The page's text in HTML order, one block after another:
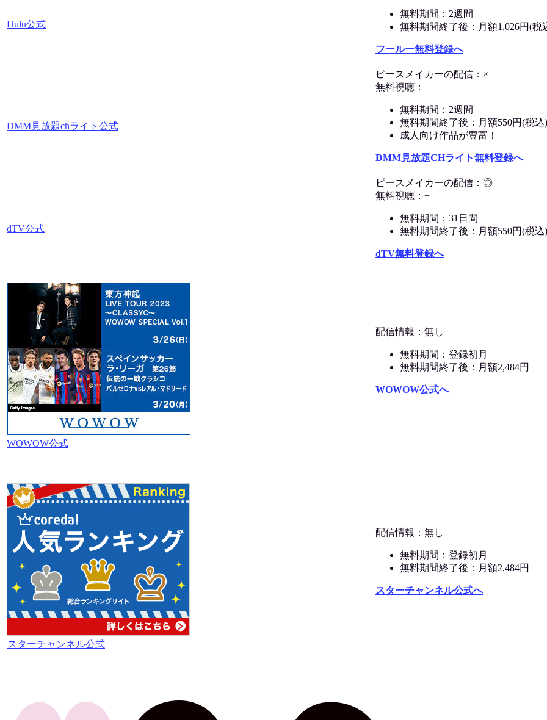
Hulu公式
無料期間：2週間
無料期間終了後：月額1,026円(税
フールー無料登録へ
DMM見放題chライト公式
ピースメイカーの配信：×
無料視聴：−
無料期間：2週間
無料期間終了後：月額550円(税込)
成人向け作品が豊富！
DMM見放題CHライト無料登録へ
dTV公式
ピースメイカーの配信：◎
無料視聴：−
無料期間：31日間
無料期間終了後：月額550円(税込)
dTV無料登録へ
WOWOW公式
配信情報：無し
無料期間：登録初月
無料期間終了後：月額2,484円
WOWOW公式へ
スターチャンネル公式
配信情報：無し
無料期間：登録初月
無料期間終了後：月額2,484円
スターチャンネル公式へ